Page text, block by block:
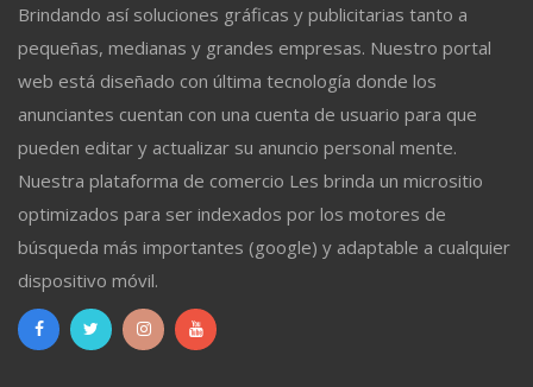
Brindando así soluciones gráficas y publicitarias tanto a
pequeñas, medianas y grandes empresas. Nuestro portal
web está diseñado con última tecnología donde los
anunciantes cuentan con una cuenta de usuario para que
pueden editar y actualizar su anuncio personal mente.
Nuestra plataforma de comercio Les brinda un micrositio
optimizados para ser indexados por los motores de
búsqueda más importantes (google) y adaptable a cualquier
dispositivo móvil.